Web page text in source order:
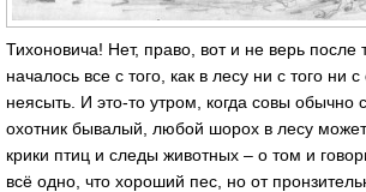
Тихоновича! Нет, право, вот и не верь после
началось все с того, как в лесу ни с того ни с
неясыть. И это-то утром, когда совы обычно
охотник бывалый, любой шорох в лесу
крики птиц и следы животных – о том и
всё одно, что хороший пес, но от